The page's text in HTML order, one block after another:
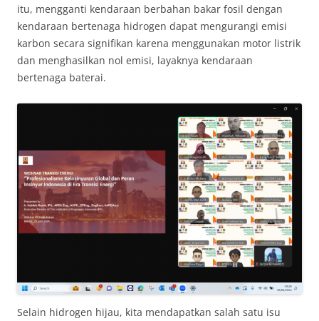
itu, mengganti kendaraan berbahan bakar fosil dengan
kendaraan bertenaga hidrogen dapat mengurangi emisi
karbon secara signifikan karena menggunakan motor listrik
dan menghasilkan nol emisi, layaknya kendaraan
bertenaga baterai.
Selain hidrogen hijau, kita mendapatkan salah satu isu